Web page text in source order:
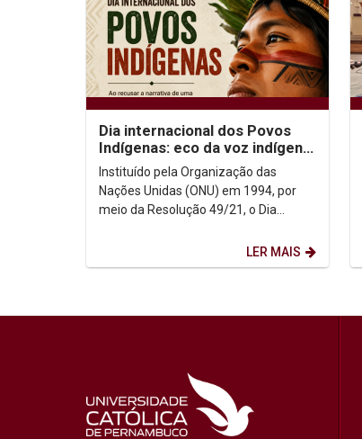
Dia internacional dos Povos
Indígenas: eco da voz indígena
no contexto urbano
Instituído pela Organização das
Nações Unidas (ONU) em 1994, por
meio da Resolução 49/21, o Dia
de agosto) firma-se como...LER MAIS